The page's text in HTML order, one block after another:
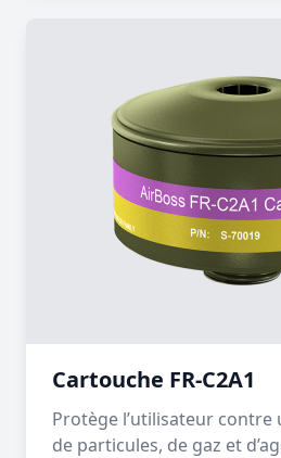
Cartouche FR-C2A1
Protège l’utilisateur contre
de particules, de gaz et